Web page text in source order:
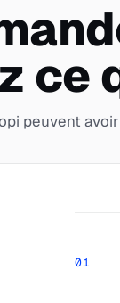
ce
peuvent
01